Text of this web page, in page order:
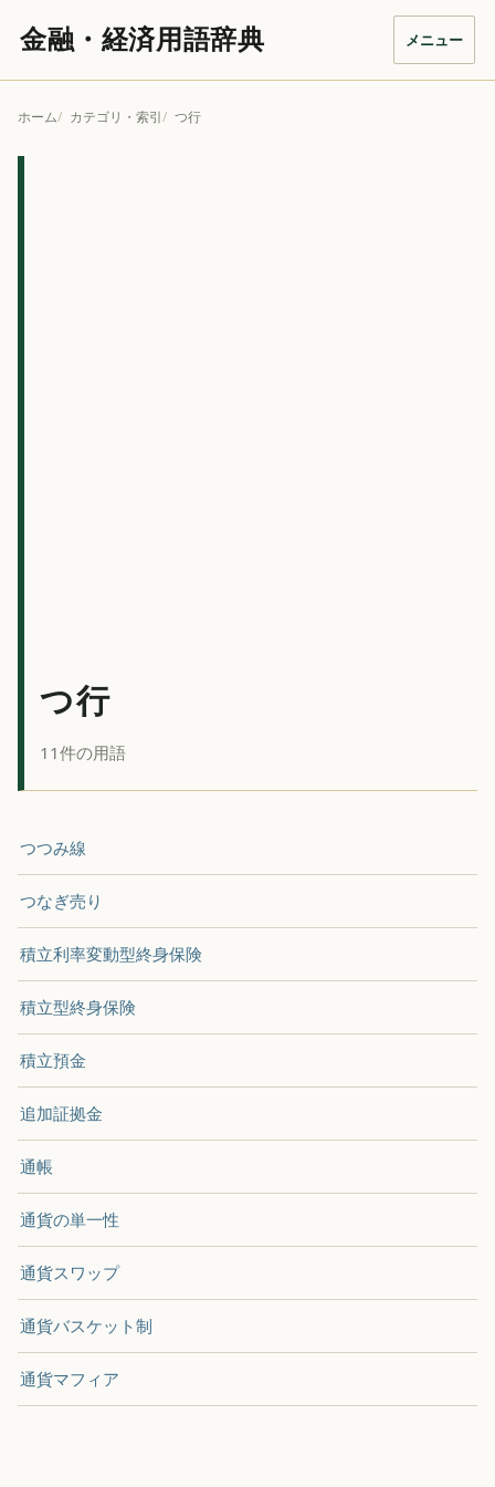
金融・経済用語辞典 メニュー
ホーム カテゴリ・索引 つ行
つ行
11件の用語
つつみ線
つなぎ売り
積立利率変動型終身保険
積立型終身保険
積立預金
追加証拠金
通帳
通貨の単一性
通貨スワップ
通貨バスケット制
通貨マフィア